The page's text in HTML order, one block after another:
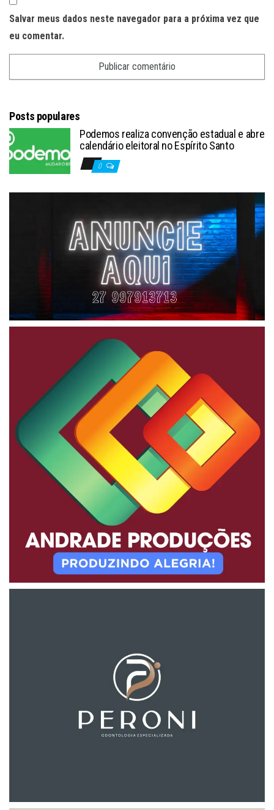
Salvar meus dados neste navegador para a próxima vez que
eu comentar.
Posts populares
Podemos realiza convenção estadual e abre
calendário eleitoral no Espírito Santo
0